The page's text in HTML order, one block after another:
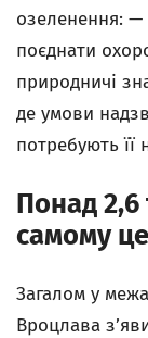
озеленення: —
поєднати
природничі
де умови
потребують її
Понад 2,6
самому
Загалом у
Вроцлава